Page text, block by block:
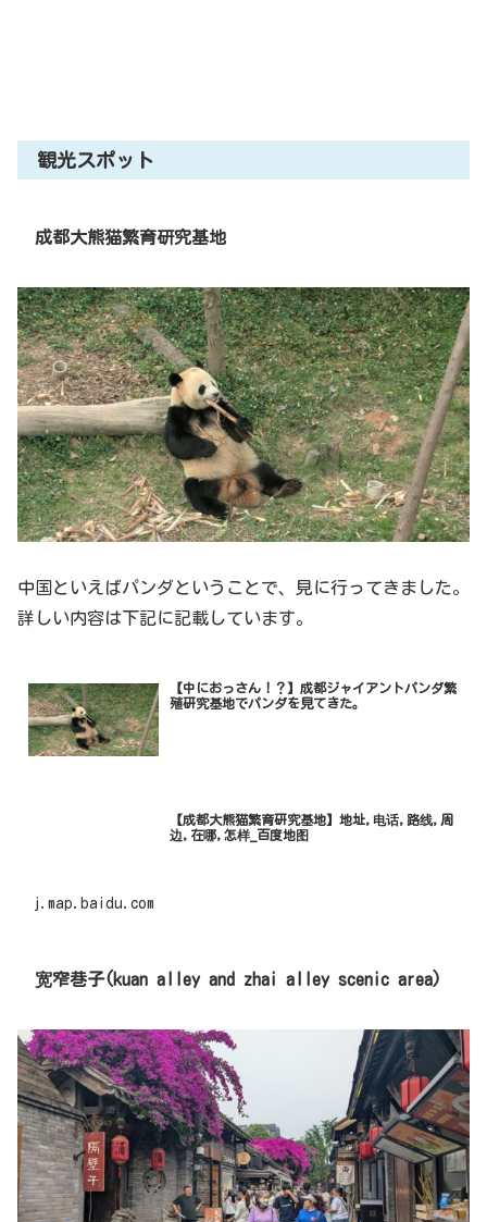
観光スポット
成都大熊猫繁育研究基地
中国といえばパンダということで、見に行ってきました。
詳しい内容は下記に記載しています。
【中におっさん！？】成都ジャイアントパンダ繁
殖研究基地でパンダを見てきた。
【成都大熊猫繁育研究基地】地址,电话,路线,周
边,在哪,怎样_百度地图
j.map.baidu.com
宽窄巷子(kuan alley and zhai alley scenic area)